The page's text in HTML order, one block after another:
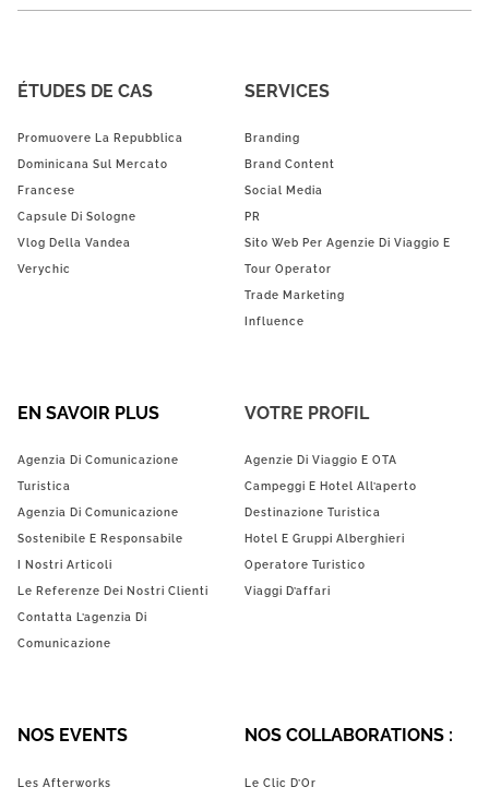
ÉTUDES DE CAS
Promuovere La Repubblica
Dominicana Sul Mercato
Francese
Capsule Di Sologne
Vlog Della Vandea
Verychic
SERVICES
Branding
Brand Content
Social Media
PR
Sito Web Per Agenzie Di Viaggio E
Tour Operator
Trade Marketing
Influence
EN SAVOIR PLUS
Agenzia Di Comunicazione
Turistica
Agenzia Di Comunicazione
Sostenibile E Responsabile
I Nostri Articoli
Le Referenze Dei Nostri Clienti
Contatta L’agenzia Di
Comunicazione
VOTRE PROFIL
Agenzie Di Viaggio E OTA
Campeggi E Hotel All’aperto
Destinazione Turistica
Hotel E Gruppi Alberghieri
Operatore Turistico
Viaggi D’affari
NOS EVENTS
Les Afterworks
NOS COLLABORATIONS :
Le Clic D’Or